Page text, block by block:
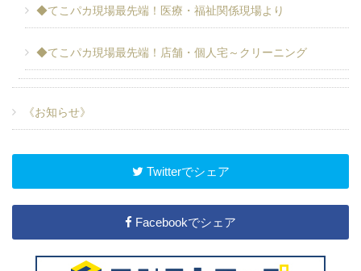
◆てこパカ現場最先端！医療・福祉関係現場より
◆てこパカ現場最先端！店舗・個人宅～クリーニング
《お知らせ》
Twitterでシェア
Facebookでシェア